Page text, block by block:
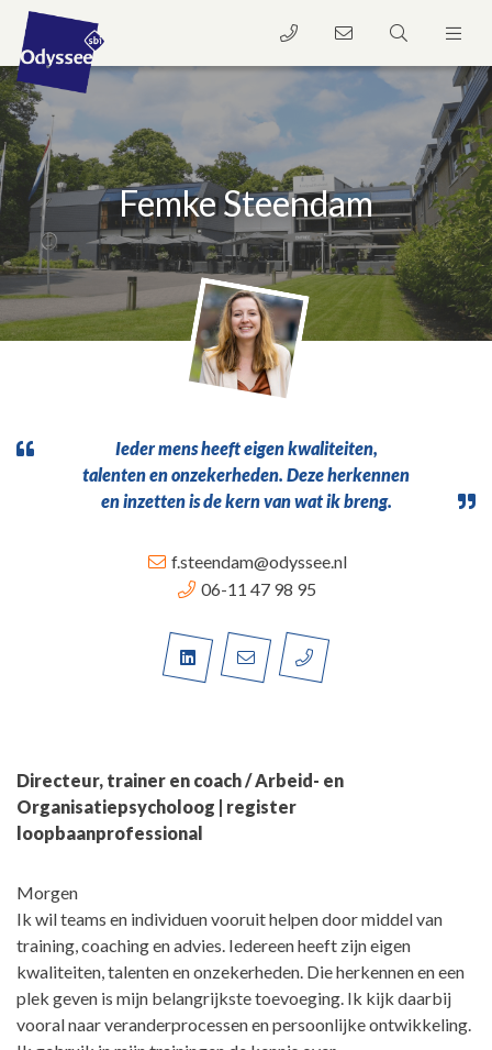
Femke Steendam
Ieder mens heeft eigen kwaliteiten,
talenten en onzekerheden. Deze herkennen
en inzetten is de kern van wat ik breng.
f.steendam@odyssee.nl
06-11 47 98 95
Directeur, trainer en coach / Arbeid- en
Organisatiepsycholoog | register
loopbaanprofessional
Morgen
Ik wil teams en individuen vooruit helpen door middel van
training, coaching en advies. Iedereen heeft zijn eigen
kwaliteiten, talenten en onzekerheden. Die herkennen en een
plek geven is mijn belangrijkste toevoeging. Ik kijk daarbij
vooral naar veranderprocessen en persoonlijke ontwikkeling.